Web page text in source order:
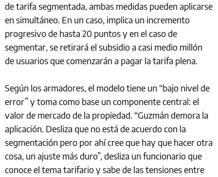
de tarifa segmentada, ambas medidas pueden aplicarse
en simultáneo. En un caso, implica un incremento
progresivo de hasta 20 puntos y en el caso de
segmentar, se retirará el subsidio a casi medio millón
de usuarios que comenzarán a pagar la tarifa plena.
Según los armadores, el modelo tiene un “bajo nivel de
error” y toma como base un componente central: el
valor de mercado de la propiedad. “Guzmán demora la
aplicación. Desliza que no está de acuerdo con la
segmentación pero por ahí cree que hay que hacer otra
cosa, un ajuste más duro”, desliza un funcionario que
conoce el tema tarifario y sabe de las tensiones entre